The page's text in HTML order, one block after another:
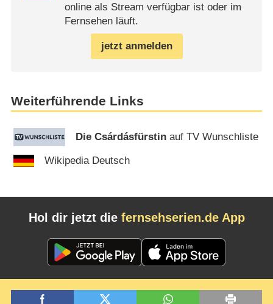
online als Stream verfügbar ist oder im
Fernsehen läuft.
jetzt anmelden
Weiterführende Links
Die Csárdásfürstin auf TV Wunschliste
Wikipedia Deutsch
Hol dir jetzt die fernsehserien.de App